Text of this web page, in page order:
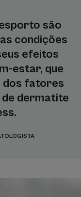
são
condições
efeitos
estar, que
dos fatores
dermatite